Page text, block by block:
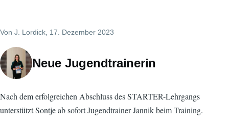
e
Von J. Lordick , 17. Dezember 2023
Neue Jugendtrainerin
Nach dem erfolgreichen Abschluss des STARTER-Lehrgangs
unterstützt Sontje ab sofort Jugendtrainer Jannik beim Training.